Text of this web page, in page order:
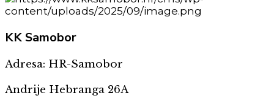
KKSamobor
Adresa: HR-Samobor
Andrije Hebranga 26A